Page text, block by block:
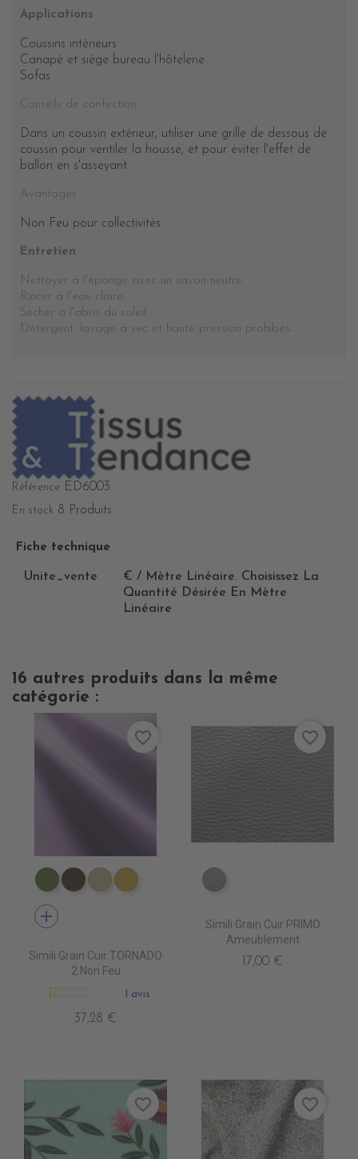
Applications
Coussins intérieurs
Canapé et siège bureau l'hôtelerie
Sofas
Conseils de confection
Dans un coussin extérieur, utiliser une grille de dessous de
coussin pour ventiler la housse, et pour éviter l'effet de
ballon en s'asseyant.
Avantages
Non Feu pour collectivités
Entretien
Nettoyer à l'éponge avec un savon neutre.
Rincer à l'eau claire.
Sécher à l'abris du soleil.
Détergent, lavage à sec et haute pression prohibés
Référence ED6003
En stock 8 Produits
Fiche technique
Unite_vente
€ / Mètre Linéaire. Choisissez La
Quantité Désirée En Mètre
Linéaire
16 autres produits dans la même
catégorie :
EN3340 ALGREEN
EN3310 GOVA
EN3390 CLAY
EN3430 CITRON
add
Simili Grain Cuir TORNADO
2 Non Feu
1 avis
37,28 €
favorite_border
EN6000 ARGENT
Simili Grain Cuir PRIMO
Ameublement
17,00 €
favorite_border
favorite_border favorite_border